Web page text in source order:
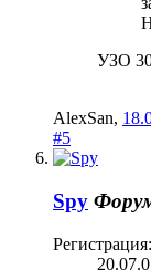
УЗО
AlexSan,
#5
Spy
Регистрация: